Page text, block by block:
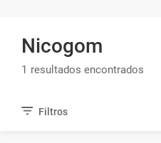
Nicogom
1